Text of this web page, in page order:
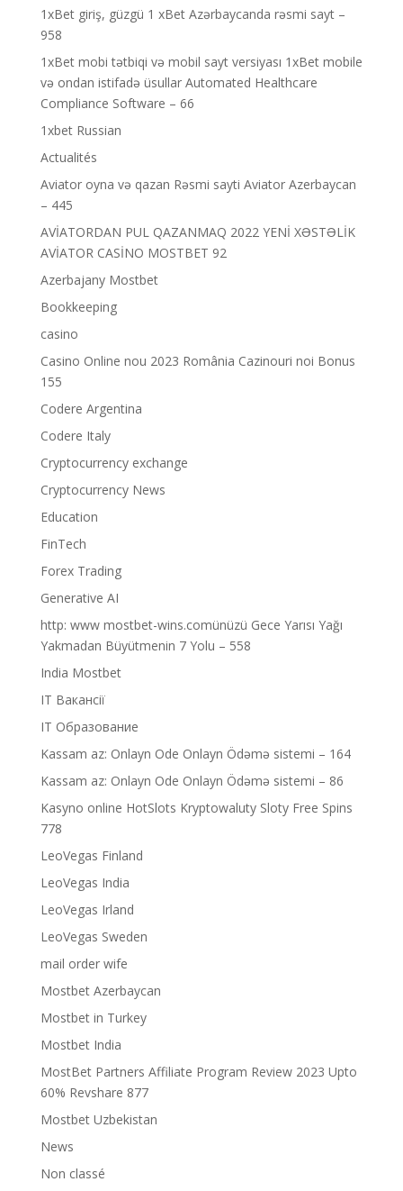
1xBet giriş, güzgü 1 xBet Azərbaycanda rəsmi sayt –
958
1xBet mobi tətbiqi və mobil sayt versiyası 1xBet mobile
və ondan istifadə üsullar Automated Healthcare
Compliance Software – 66
1xbet Russian
Actualités
Aviator oyna və qazan Rəsmi sayti Aviator Azerbaycan
– 445
AVİATORDAN PUL QAZANMAQ 2022 YENİ XƏSTƏLİK
AVİATOR CASİNO MOSTBET 92
Azerbajany Mostbet
Bookkeeping
casino
Casino Online nou 2023 România Cazinouri noi Bonus
155
Codere Argentina
Codere Italy
Cryptocurrency exchange
Cryptocurrency News
Education
FinTech
Forex Trading
Generative AI
http: www mostbet-wins.comünüzü Gece Yarısı Yağı
Yakmadan Büyütmenin 7 Yolu – 558
India Mostbet
IT Вакансії
IT Образование
Kassam az: Onlayn Ode Onlayn Ödəmə sistemi – 164
Kassam az: Onlayn Ode Onlayn Ödəmə sistemi – 86
Kasyno online HotSlots Kryptowaluty Sloty Free Spins
778
LeoVegas Finland
LeoVegas India
LeoVegas Irland
LeoVegas Sweden
mail order wife
Mostbet Azerbaycan
Mostbet in Turkey
Mostbet India
MostBet Partners Affiliate Program Review 2023 Upto
60% Revshare 877
Mostbet Uzbekistan
News
Non classé